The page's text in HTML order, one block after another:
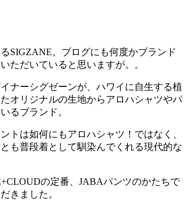
SIGZANE。ブログにも何度かブランド
ただいていると思いますが。。
ナーシグゼーンが、ハワイに自生する植
オリジナルの生地からアロハシャツやパ
るブランド。
トは如何にもアロハシャツ！ではなく、
も普段着として馴染んでくれる現代的な
の定番、JABAパンツのかたちで
きました。